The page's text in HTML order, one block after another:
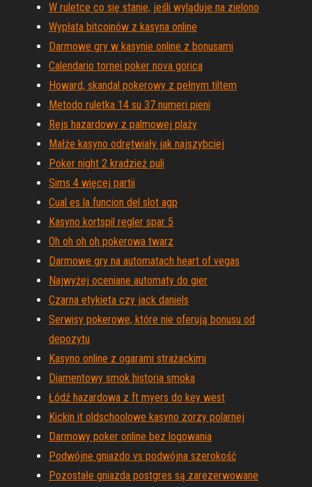
W ruletce co się stanie, jeśli wyląduje na zielono
Wypłata bitcoinów z kasyna online
Darmowe gry w kasynie online z bonusami
Calendario tornei poker nova gorica
Howard, skandal pokerowy z pełnym tiltem
Metodo ruletka 14 su 37 numeri pieni
Rejs hazardowy z palmowej plaży
Małże kasyno odrętwiały jak najszybciej
Poker night 2 kradzież puli
Sims 4 więcej partii
Cual es la funcion del slot agp
Kasyno kortspil regler spar 5
Oh oh oh oh pokerowa twarz
Darmowe gry na automatach heart of vegas
Najwyżej oceniane automaty do gier
Czarna etykieta czy jack daniels
Serwisy pokerowe, które nie oferują bonusu od
depozytu
Kasyno online z ogarami strażackimi
Diamentowy smok historia smoka
Łódź hazardowa z ft myers do key west
Kickin it oldschoolowe kasyno zorzy polarnej
Darmowy poker online bez logowania
Podwójne gniazdo vs podwójna szerokość
Pozostałe gniazda postgres są zarezerwowane